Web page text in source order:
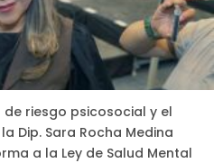
riesgo psicosocial y el
Dip. Sara Rocha Medina
a la Ley de Salud Mental